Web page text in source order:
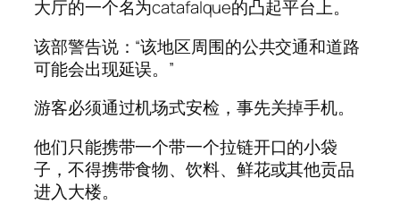
大厅的一个名为catafalque的凸起平台上。
该部警告说：“该地区周围的公共交通和道路
可能会出现延误。”
游客必须通过机场式安检，事先关掉手机。
他们只能携带一个带一个拉链开口的小袋
子，不得携带食物、饮料、鲜花或其他贡品
进入大楼。